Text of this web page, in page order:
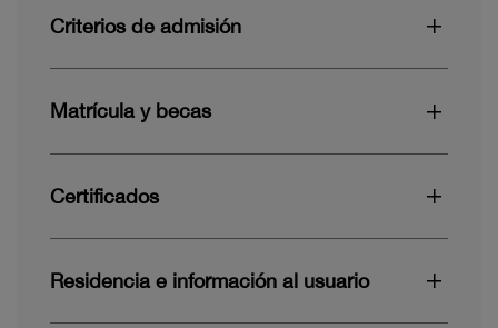
Criterios de admisión
Matrícula y becas
Certificados
Residencia e información al usuario